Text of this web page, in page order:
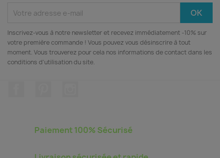
Inscrivez‑vous à notre newsletter et recevez immédiatement -10% sur
votre première commande ! Vous pouvez vous désinscrire à tout
moment. Vous trouverez pour cela nos informations de contact dans les
conditions d'utilisation du site.
Paiement 100% Sécurisé